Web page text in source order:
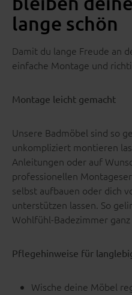
lange schön
Damit du lange Freude an
einfache Montage und
Montage leicht gemacht
Unsere Badmöbel sind so
unkompliziert montieren
Anleitungen oder auf
professionellen
selbst aufbauen oder dich
unterstützen lassen. So
Wohlfühl-Badezimmer
Pflegehinweise für
Wische deine Möbel